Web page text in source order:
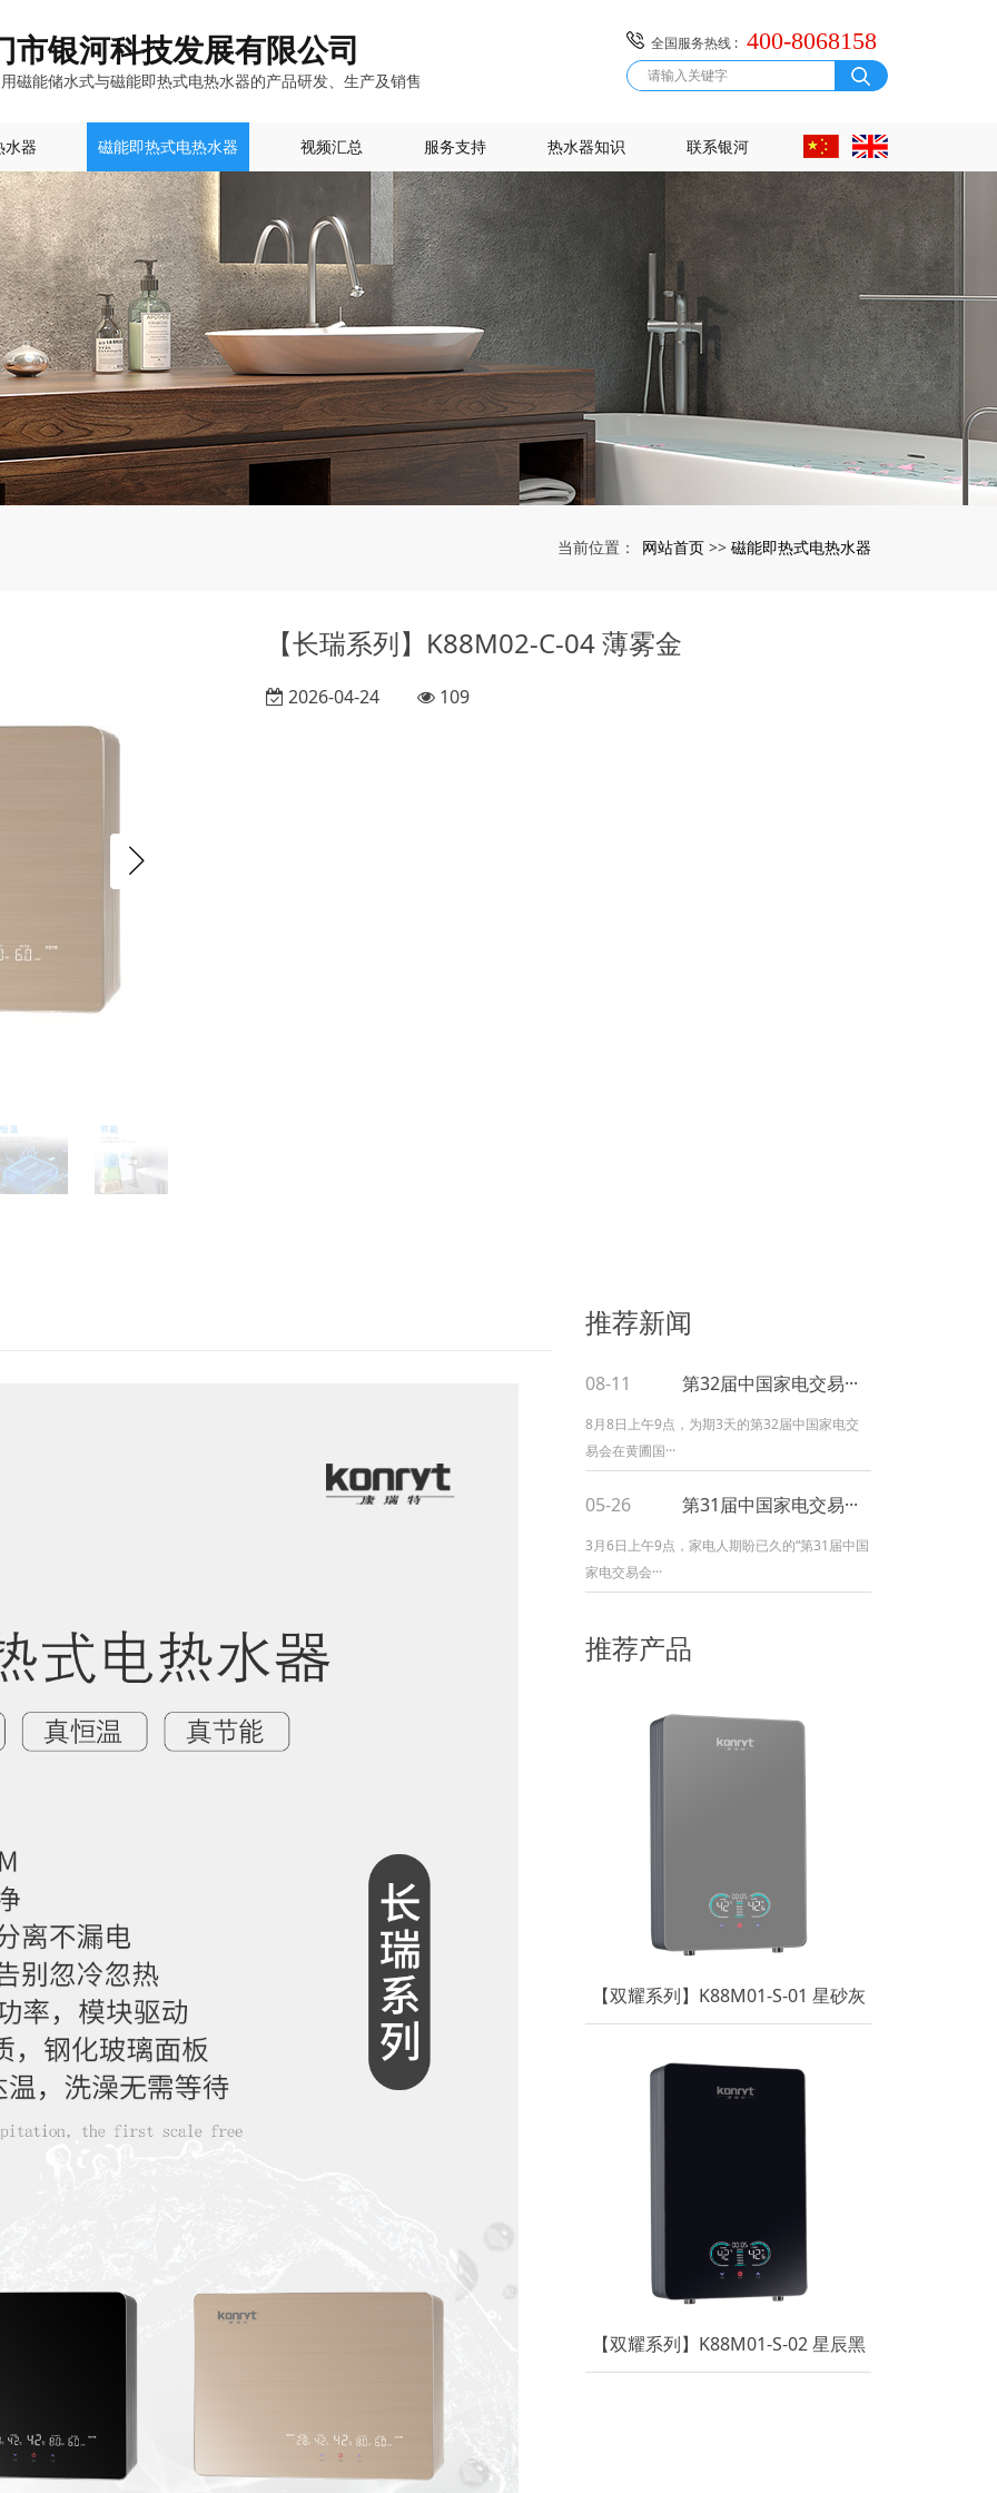
市银河科技发展有限公司
磁能储水式与磁能即热式电热水器的产品研发、生产及销售
全国服务热线 : 400-8068158
水器 磁能即热式电热水器 视频汇总 服务支持 热水器知识 联系银河
当前位置： 网站首页 >> 磁能即热式电热水器
【长瑞系列】K88M02-C-04 薄雾金
2026-04-24 109
推荐新闻
08-11 第32届中国家电交易···
8月8日上午9点，为期3天的第32届中国家电交
易会在黄圃国···
05-26 第31届中国家电交易···
3月6日上午9点，家电人期盼已久的“第31届中国
家电交易会···
推荐产品
【双耀系列】K88M01-S-01 星砂灰
【双耀系列】K88M01-S-02 星辰黑